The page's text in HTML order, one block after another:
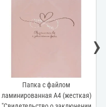
Папка с файлом
ламинированная А4 (жесткая)
›